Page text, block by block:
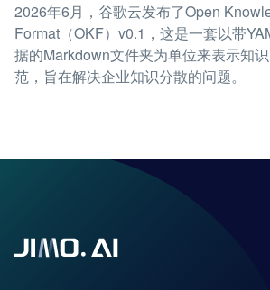
2026年6月，谷歌云发布了Open
Format（OKF）v0.1，这是一套以带
据的Markdown文件夹为单位来表示知
范，旨在解决企业知识分散的问题。